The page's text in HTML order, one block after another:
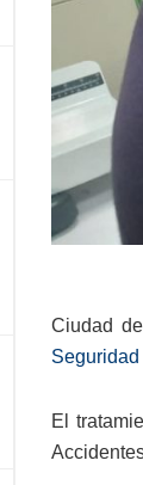
Ciudad
Seguridad
El